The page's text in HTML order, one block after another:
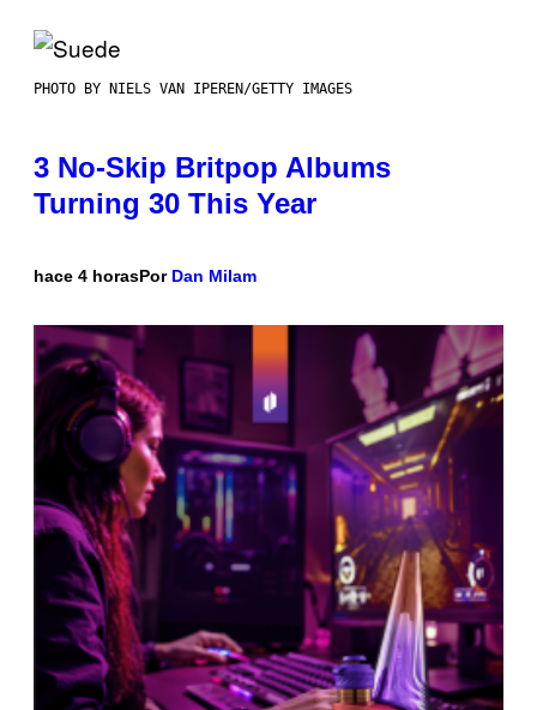
PHOTO BY NIELS VAN IPEREN/GETTY IMAGES
3 No-Skip Britpop Albums
Turning 30 This Year
hace 4 horasPor Dan Milam